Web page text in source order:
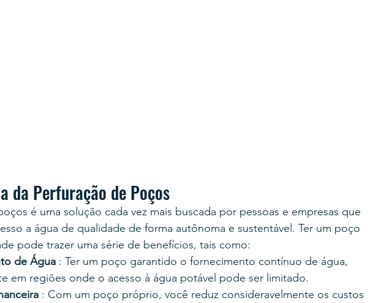
da Perfuração de Poços
é uma solução cada vez mais buscada por pessoas e empresas que
a água de qualidade de forma autônoma e sustentável. Ter um poço
pode trazer uma série de benefícios, tais como:
de Água : Ter um poço garantido o fornecimento contínuo de água,
em regiões onde o acesso à água potável pode ser limitado.
: Com um poço próprio, você reduz consideravelmente os custos